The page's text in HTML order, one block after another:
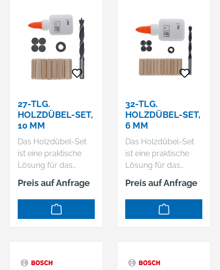
27-TLG.
HOLZDÜBEL-SET,
10 MM
Das Holzdübel-Set
ist eine praktische
Lösung für das
Holz. Es enthält einen
Holzspiralbohrer,
Holzleim. Das Set ist
Preis auf Anfrage
32-TLG.
HOLZDÜBEL-SET,
6 MM
Das Holzdübel-Set
ist eine praktische
Lösung für das
Holz. Es enthält einen
Holzspiralbohrer,
Holzleim. Das Set ist
Preis auf Anfrage